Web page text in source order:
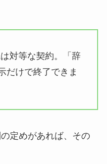
対等な契約。「辞
だけで終了できま
定めがあれば、その